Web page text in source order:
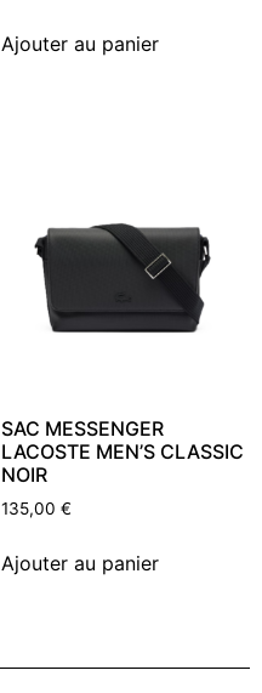
Ajouter au panier
SAC MESSENGER
LACOSTE MEN’S CLASSIC
NOIR
135,00 €
Ajouter au panier